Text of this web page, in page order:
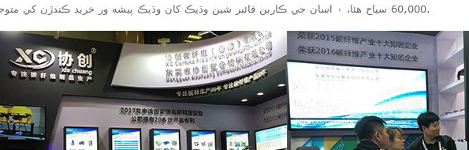
60,000 سياح هئا، ۽ اسان جي ڪاربن فائبر شين وڌيڪ کان وڌيڪ پيشه ور خريد ڪندڙن کي متوجه ڪيو.